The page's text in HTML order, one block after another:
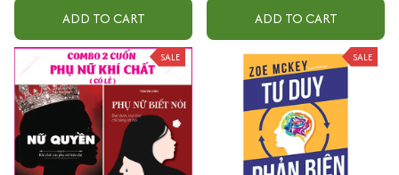
ADD TO CART
quang
ADD TO CART
SALE SALE